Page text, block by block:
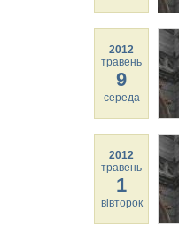
2012
травень
9
середа
2012
травень
1
вівторок